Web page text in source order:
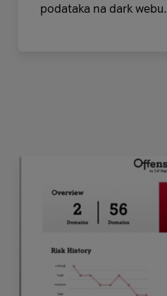
podataka na dark webu.